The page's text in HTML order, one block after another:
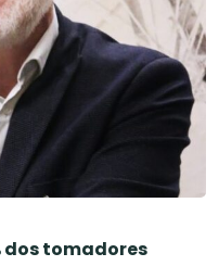
dos tomadores